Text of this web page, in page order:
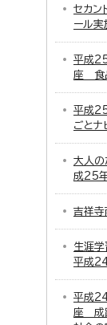
セカン
ール
平成
座 食
平成
ごとナ
大人
成25
吉祥寺
生涯
平成
平成
座 成